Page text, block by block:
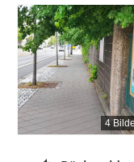
4